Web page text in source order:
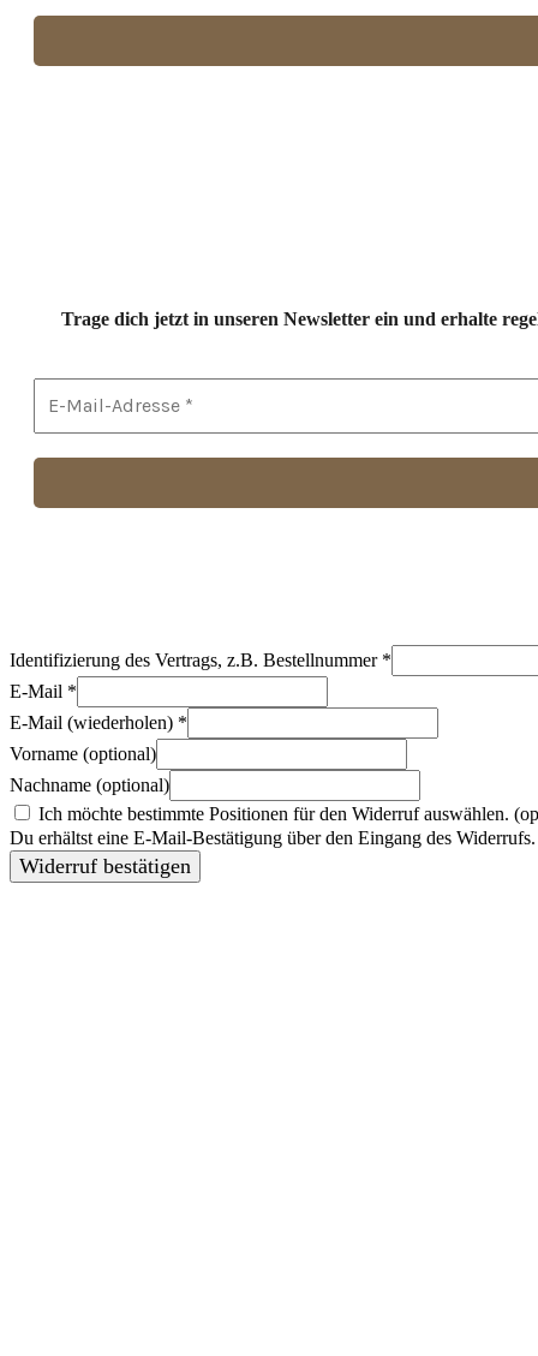
Trage dich jetzt in unseren Newsletter ein und erhalte
Identifizierung des Vertrags, z.B. Bestellnummer *
E-Mail *
E-Mail (wiederholen) *
Vorname (optional)
Nachname (optional)
Ich möchte bestimmte Positionen für den Widerruf auswählen.
Du erhältst eine E-Mail-Bestätigung über den Eingang des
Widerruf bestätigen